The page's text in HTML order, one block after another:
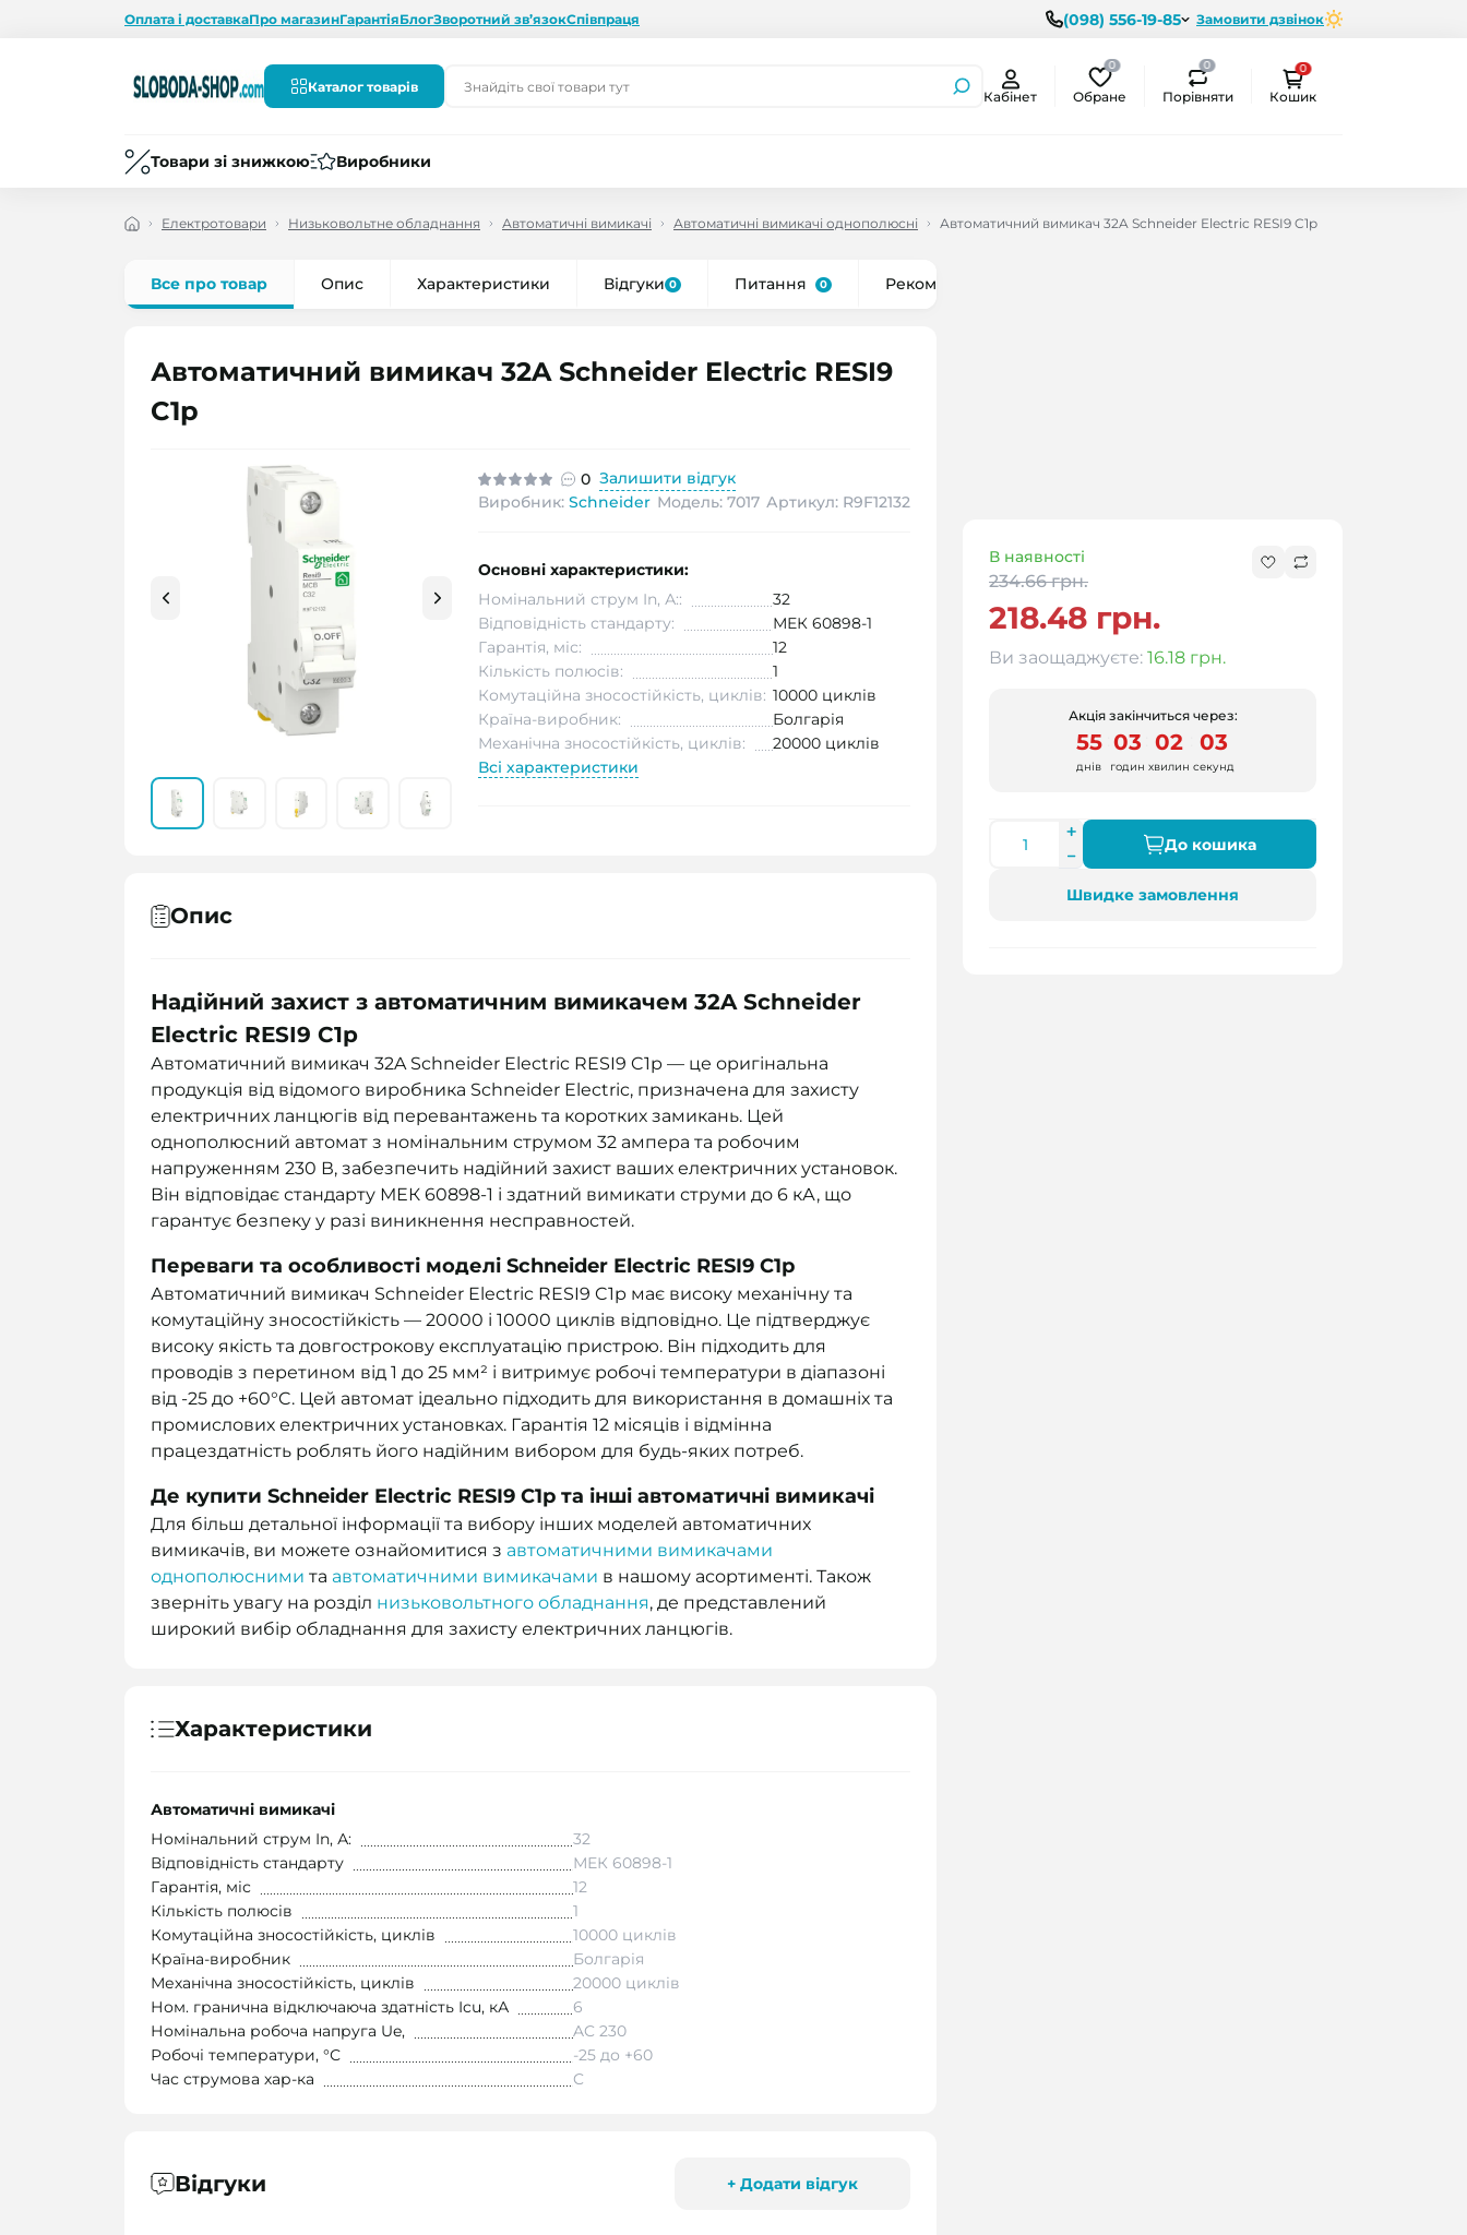
Оплата і доставкаПро магазинГарантіяБлогЗворотний зв’язокСпівпраця (098) 556-19-85 Замовити дзвінок
Каталог товарів
Кабінет
0
Обране
0
Порівняти
0
Кошик
Товари зі знижкою Виробники
Електротовари Низьковольтне обладнання Автоматичні вимикачі Автоматичні вимикачі однополюсні Автоматичний вимикач 32A Schneider Electric RESI9 C1р
Все про товар Опис Характеристики Відгуки 0 Питання 0 Рекомендуємо
Автоматичний вимикач 32A Schneider Electric RESI9
C1р
0 Залишити відгук
Виробник: Schneider Модель: 7017 Артикул: R9F12132
В наявності
234.66 грн.
218.48 грн.
Ви заощаджуєте: 16.18 грн.
Акція закінчиться через:
55
днів
03
годин
02
хвилин
02
секунд
До кошика
Швидке замовлення
Основні характеристики:
Номінальний струм In, А::
32
Відповідність стандарту:
МЕК 60898-1
Гарантія, міс:
12
Кількість полюсів:
1
Комутаційна зносостійкість, циклів: 10000 циклів
Країна-виробник:
Болгарія
Механічна зносостійкість, циклів:
20000 циклів
Всі характеристики
Опис
Надійний захист з автоматичним вимикачем 32A Schneider
Electric RESI9 C1р
Автоматичний вимикач 32A Schneider Electric RESI9 C1р — це оригінальна
продукція від відомого виробника Schneider Electric, призначена для захисту
електричних ланцюгів від перевантажень та коротких замикань. Цей
однополюсний автомат з номінальним струмом 32 ампера та робочим
напруженням 230 В, забезпечить надійний захист ваших електричних установок.
Він відповідає стандарту МЕК 60898-1 і здатний вимикати струми до 6 кА, що
гарантує безпеку у разі виникнення несправностей.
Переваги та особливості моделі Schneider Electric RESI9 C1р
Автоматичний вимикач Schneider Electric RESI9 C1р має високу механічну та
комутаційну зносостійкість — 20000 і 10000 циклів відповідно. Це підтверджує
високу якість та довгострокову експлуатацію пристрою. Він підходить для
проводів з перетином від 1 до 25 мм² і витримує робочі температури в діапазоні
від -25 до +60°C. Цей автомат ідеально підходить для використання в домашніх та
промислових електричних установках. Гарантія 12 місяців і відмінна
працездатність роблять його надійним вибором для будь-яких потреб.
Де купити Schneider Electric RESI9 C1р та інші автоматичні вимикачі
Для більш детальної інформації та вибору інших моделей автоматичних
вимикачів, ви можете ознайомитися з автоматичними вимикачами
однополюсними та автоматичними вимикачами в нашому асортименті. Також
зверніть увагу на розділ низьковольтного обладнання, де представлений
широкий вибір обладнання для захисту електричних ланцюгів.
Характеристики
Автоматичні вимикачі
Номінальний струм In, А:
32
Відповідність стандарту
МЕК 60898-1
Гарантія, міс
12
Кількість полюсів
1
Комутаційна зносостійкість, циклів
10000 циклів
Країна-виробник
Болгарія
Механічна зносостійкість, циклів
20000 циклів
Ном. гранична відключаюча здатність Icu, кА
6
Номінальна робоча напруга Ue,
AC 230
Робочі температури, °С
-25 до +60
Час струмова хар-ка
C
Відгуки + Додати відгук